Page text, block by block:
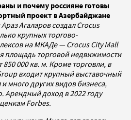
и почему россияне готовы
проект в Азербайджане
Агаларов создал Crocus
крупных торгово-
на МКАДе — Crocus City Mall
площадь торговой недвижимости
000 кв. м. Кроме торговли, в
входит крупный выставочный
много других видов бизнеса,
Арендный доход в 2022 году
Forbes.